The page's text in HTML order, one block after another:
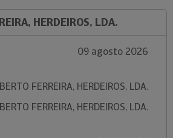
HERDEIROS, LDA.
09 agosto 2026
FERREIRA, HERDEIROS, LDA.
FERREIRA, HERDEIROS, LDA.